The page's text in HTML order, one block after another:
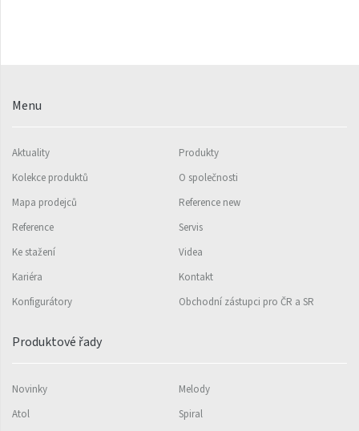
Pillar
Quadrat
Quadrat Horizontal
Quadrat Sky
Rytmo s háčky
Silla Inox
Menu
Aktuality
Produkty
Kolekce produktů
O společnosti
Mapa prodejců
Reference new
Reference
Servis
Ke stažení
Videa
Kariéra
Kontakt
Konfigurátory
Obchodní zástupci pro ČR a SR
Produktové řady
Novinky
Melody
Atol
Spiral